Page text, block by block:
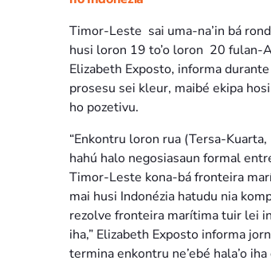
Timor-Leste sai uma-na’in bá
husi loron 19 to’o loron 20 fulan-
Elizabeth Exposto, informa
prosesu sei kleur, maibé ekipa
ho pozetivu.
“Enkontru loron rua (Tersa-
hahú halo negosiasaun formal
Timor-Leste kona-bá fronteira
mai husi Indonézia hatudu nia
rezolve fronteira marítima tuir lei
iha,” Elizabeth Exposto informa
termina enkontru ne’ebé hala’o